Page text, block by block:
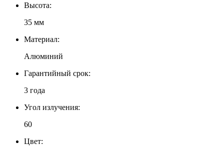
Высота:
35 мм
Материал:
Алюминий
Гарантийный срок:
3 года
Угол излучения:
60
Цвет: